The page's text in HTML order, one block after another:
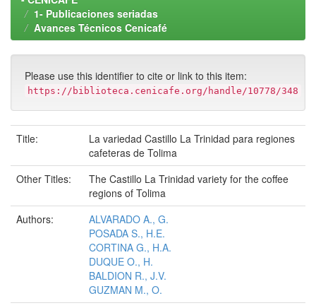
1- Publicaciones seriadas
Avances Técnicos Cenicafé
Please use this identifier to cite or link to this item:
https://biblioteca.cenicafe.org/handle/10778/348
Title:
La variedad Castillo La Trinidad para regiones
cafeteras de Tolima
Other Titles:
The Castillo La Trinidad variety for the coffee
regions of Tolima
Authors:
ALVARADO A., G.
POSADA S., H.E.
CORTINA G., H.A.
DUQUE O., H.
BALDION R., J.V.
GUZMAN M., O.